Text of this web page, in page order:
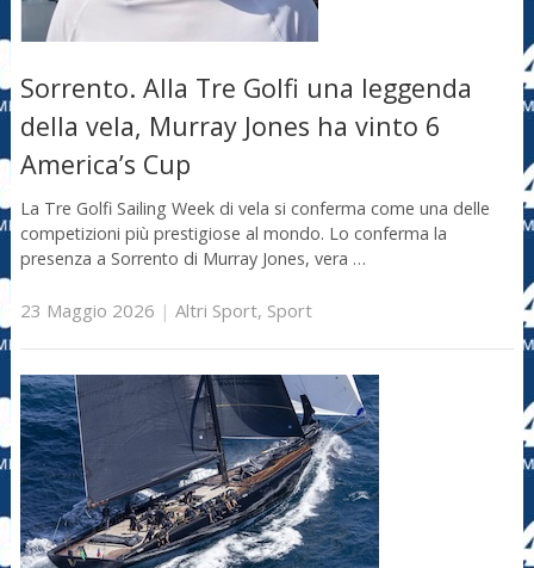
Sorrento. Alla Tre Golfi una leggenda
della vela, Murray Jones ha vinto 6
America’s Cup
La Tre Golfi Sailing Week di vela si conferma come una delle
competizioni più prestigiose al mondo. Lo conferma la
presenza a Sorrento di Murray Jones, vera …
23 Maggio 2026 | Altri Sport, Sport